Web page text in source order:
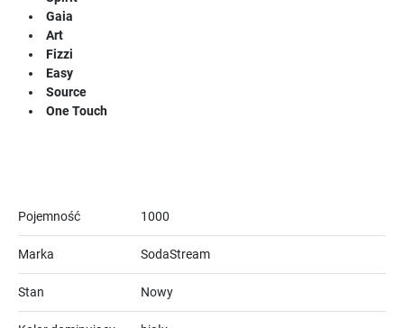
Gaia
Art
Fizzi
Easy
Source
One Touch
Pojemność 1000
Marka SodaStream
Stan Nowy